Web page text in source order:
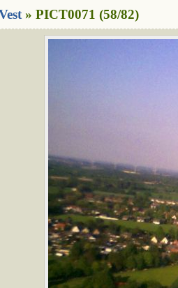
» PICT0071 (58/82)